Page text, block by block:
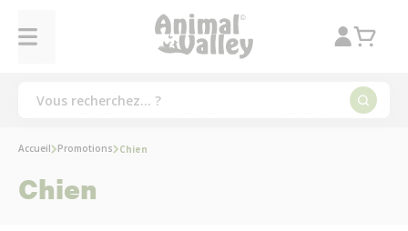
Accueil Promotions Chien
Chien